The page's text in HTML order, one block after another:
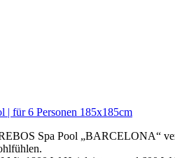
| für 6 Personen 185x185cm
Spa Pool „BARCELONA“